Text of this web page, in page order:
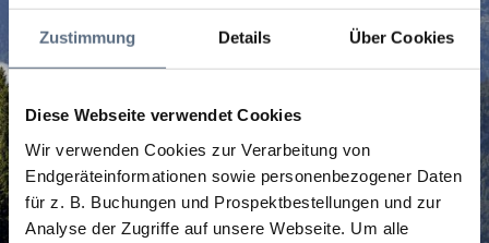
Zustimmung Details Über Cookies
Diese Webseite verwendet Cookies
Wir verwenden Cookies zur Verarbeitung von
Endgeräteinformationen sowie personenbezogener Daten
für z. B. Buchungen und Prospektbestellungen und zur
Analyse der Zugriffe auf unsere Webseite. Um alle